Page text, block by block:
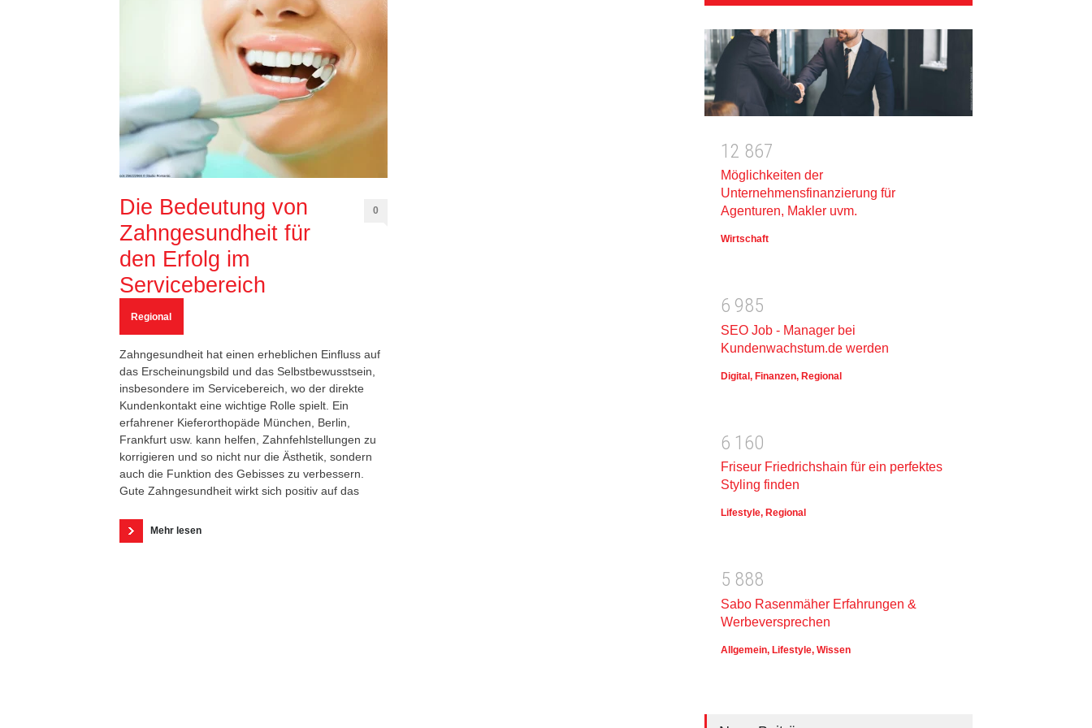
Die Bedeutung von
Zahngesundheit für
den Erfolg im
Servicebereich
0
Regional
Zahngesundheit hat einen erheblichen Einfluss auf
das Erscheinungsbild und das Selbstbewusstsein,
insbesondere im Servicebereich, wo der direkte
Kundenkontakt eine wichtige Rolle spielt. Ein
erfahrener Kieferorthopäde München, Berlin,
Frankfurt usw. kann helfen, Zahnfehlstellungen zu
korrigieren und so nicht nur die Ästhetik, sondern
auch die Funktion des Gebisses zu verbessern.
Gute Zahngesundheit wirkt sich positiv auf das
Mehr lesen
1 2 867
Möglichkeiten der
Unternehmensfinanzierung für
Agenturen, Makler uvm.
Wirtschaft
6 985
SEO Job - Manager bei
Kundenwachstum.de werden
Digital , Finanzen, Regional
6 1 60
Friseur Friedrichshain für ein perfektes
Styling finden
Lifestyle, Regional
5 888
Sabo Rasenmäher Erfahrungen &
Werbeversprechen
Allgemein, Lifestyle, Wissen